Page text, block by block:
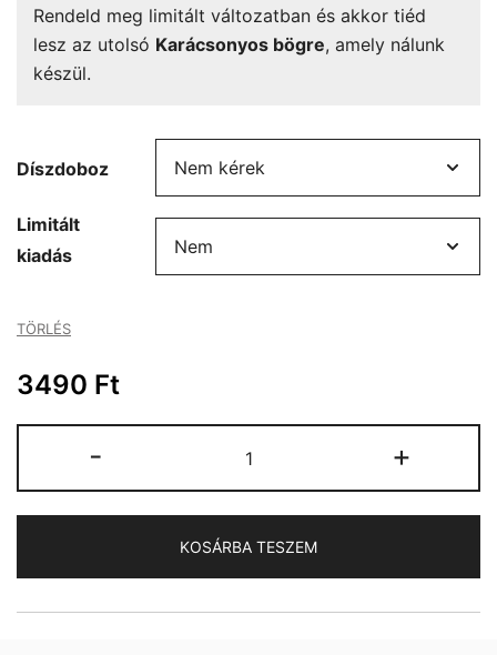
Rendeld meg limitált változatban és akkor tiéd
lesz az utolsó Karácsonyos bögre, amely nálunk
készül.
Díszdoboz
Limitált
kiadás
TÖRLÉS
3490 Ft
-
bögre
mennyiség
+
KOSÁRBA TESZEM